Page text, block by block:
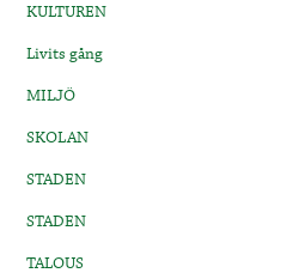
KULTUREN
Livits gång
MILJÖ
SKOLAN
STADEN
STADEN
TALOUS